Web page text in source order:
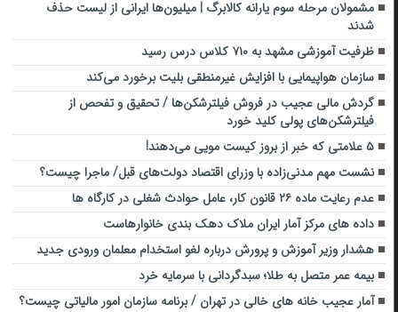
مشمولان مرحله سوم یارانه کالابرگ | میلیون‌ها ایرانی از لیست حذف
شدند
ظرفیت آموزشی مشهد به ۷۱۰ کلاس درس رسید
سازمان هواپیمایی با افزایش غیرمنطقی بلیت برخورد می‌کند
گردش مالی عجیب در فروش فیلترشکن‌ها / تحقیق و تفحص از
فیلترشکن‌های پولی کلید خورد
۵ علامتی که خبر از بروز کیست مویی می‌دهند!
نشست مهم مدنی‌زاده با وزرای اقتصاد دولت‌های قبل/ ماجرا چیست؟
عدم رعایت ماده ۲۶ قانون کار، عامل حوادث شغلی در کارگاه ها
داده های مرکز آمار ایران ملاک دهک بندی خانوارهاست
هشدار وزیر آموزش و پرورش درباره لغو استخدام معلمان ورودی جدید
بیمه‌ عمر متصل به طلا؛ سبدگردانی با سرمایه خرد
آمار عجیب خانه های خالی در تهران / برنامه سازمان امور مالیاتی چیست؟